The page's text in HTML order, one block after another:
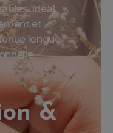
Idéal
et
longue
&